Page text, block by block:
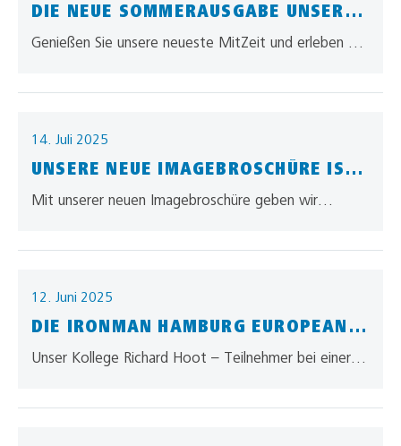
DIE NEUE SOMMERAUSGABE UNSERER
MITARBEITERZEITUNG
Genießen Sie unsere neueste MitZeit und erleben Sie
14. Juli 2025
UNSERE NEUE IMAGEBROSCHÜRE IST
Mit unserer neuen Imagebroschüre geben wir
Leistungen, unsere Werte – und das, was…
12. Juni 2025
DIE IRONMAN HAMBURG EUROPEAN
CHAMPIONSHIP!
Unser Kollege Richard Hoot – Teilnehmer bei einer
Ausdauer, Disziplin und mentale Stärke Unser